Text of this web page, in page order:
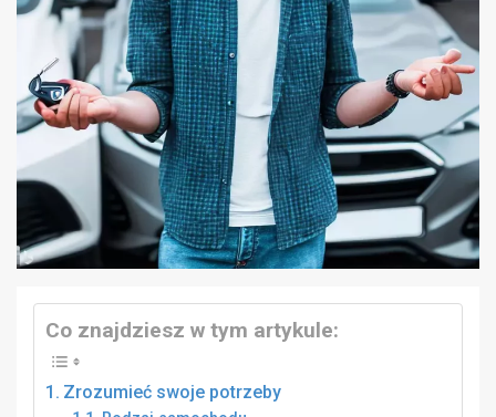
Co znajdziesz w tym artykule:
Zrozumieć swoje potrzeby